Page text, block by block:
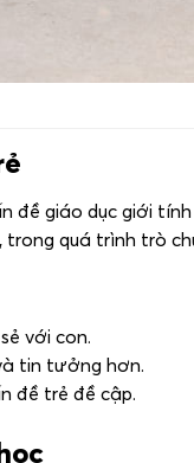
đề giáo dục giới
quá trình trò
với con.
tin tưởng hơn.
đề trẻ đề cập.